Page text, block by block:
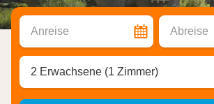
Anreise Abreise
2 Erwachsene (1 Zimmer)